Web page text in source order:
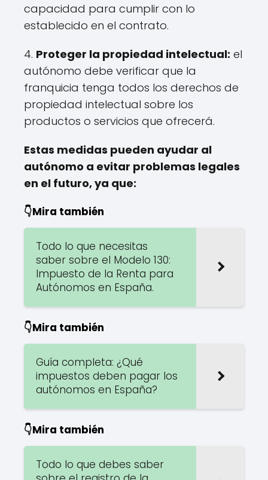
capacidad para cumplir con lo
establecido en el contrato.
4. Proteger la propiedad intelectual: el
autónomo debe verificar que la
franquicia tenga todos los derechos de
propiedad intelectual sobre los
productos o servicios que ofrecerá.
Estas medidas pueden ayudar al
autónomo a evitar problemas legales
en el futuro, ya que:
👇Mira también
Todo lo que necesitas
saber sobre el Modelo 130:
Impuesto de la Renta para
Autónomos en España.
👇Mira también
Guía completa: ¿Qué
impuestos deben pagar los
autónomos en España?
👇Mira también
Todo lo que debes saber